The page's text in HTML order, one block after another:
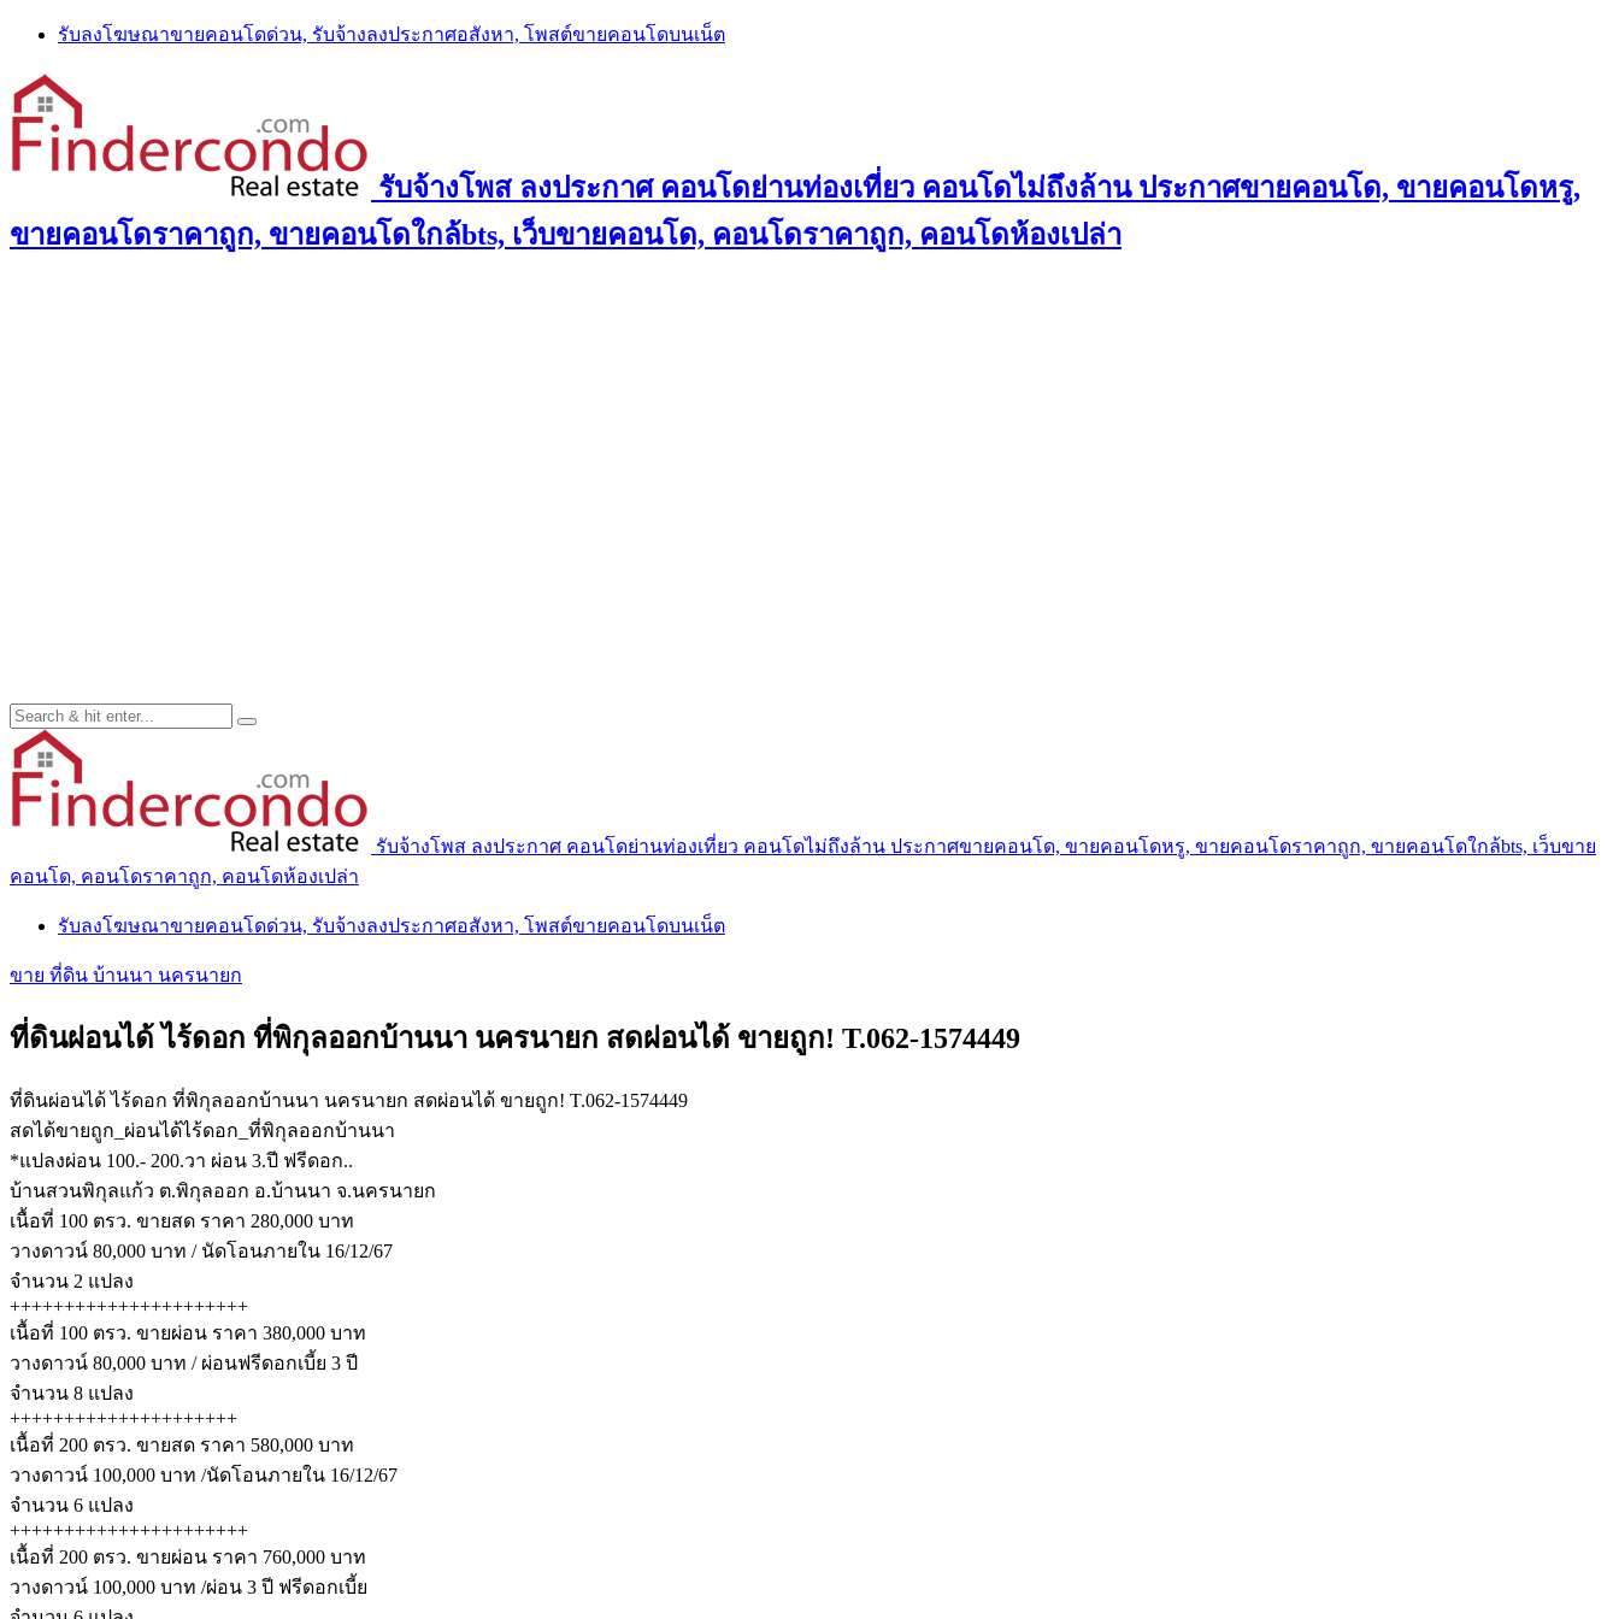
Skip
content
รับลงโฆษณาขายคอนโดด่วน, รับจ้างลงประกาศอสังหา, โพสต์ขายคอนโดบนเน็ต
รับจ้างโพส ลงประกาศ คอนโดย่านท่องเที่ยว คอนโดไม่ถึงล้าน ประกาศขายคอนโด, ขายคอนโดหรู,
ขายคอนโดราคาถูก, ขายคอนโดใกล้bts, เว็บขายคอนโด, คอนโดราคาถูก, คอนโดห้องเปล่า
รับจ้างโพส ลงประกาศ คอนโดย่านท่องเที่ยว คอนโดไม่ถึงล้าน ประกาศขายคอนโด, ขายคอนโดหรู, ขายคอนโดราคาถูก, ขายคอนโดใกล้bts, เว็บขาย
คอนโด, คอนโดราคาถูก, คอนโดห้องเปล่า
รับลงโฆษณาขายคอนโดด่วน, รับจ้างลงประกาศอสังหา, โพสต์ขายคอนโดบนเน็ต
ขาย ที่ดิน บ้านนา นครนายก
ที่ดินผ่อนได้ ไร้ดอก ที่พิกุลออกบ้านนา นครนายก สดผ่อนได้ ขายถูก! T.062-1574449
ที่ดินผ่อนได้ ไร้ดอก ที่พิกุลออกบ้านนา นครนายก สดผ่อนได้ ขายถูก! T.062-1574449
สดได้ขายถูก_ผ่อนได้ไร้ดอก_ที่พิกุลออกบ้านนา
*แปลงผ่อน 100.- 200.วา ผ่อน 3.ปี ฟรีดอก..
บ้านสวนพิกุลแก้ว ต.พิกุลออก อ.บ้านนา จ.นครนายก
เนื้อที่ 100 ตรว. ขายสด ราคา 280,000 บาท
วางดาวน์ 80,000 บาท / นัดโอนภายใน 16/12/67
จำนวน 2 แปลง
++++++++++++++++++++++
เนื้อที่ 100 ตรว. ขายผ่อน ราคา 380,000 บาท
วางดาวน์ 80,000 บาท / ผ่อนฟรีดอกเบี้ย 3 ปี
จำนวน 8 แปลง
+++++++++++++++++++++
เนื้อที่ 200 ตรว. ขายสด ราคา 580,000 บาท
วางดาวน์ 100,000 บาท /นัดโอนภายใน 16/12/67
จำนวน 6 แปลง
++++++++++++++++++++++
เนื้อที่ 200 ตรว. ขายผ่อน ราคา 760,000 บาท
วางดาวน์ 100,000 บาท /ผ่อน 3 ปี ฟรีดอกเบี้ย